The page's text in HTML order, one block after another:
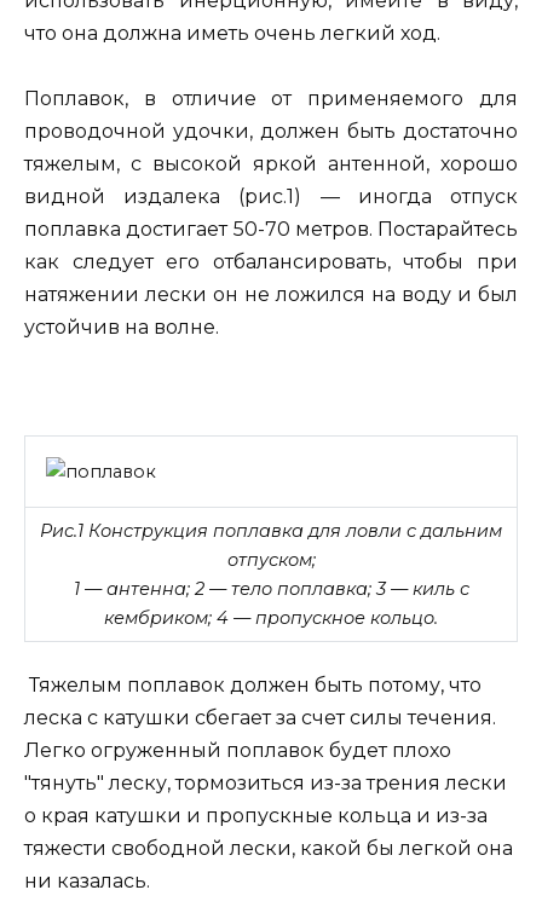
что она должна иметь очень легкий ход.
Поплавок, в отличие от применяемого для
проводочной удочки, должен быть достаточно
тяжелым, с высокой яркой антенной, хорошо
видной издалека (рис.1) — иногда отпуск
поплавка достигает 50-70 метров. Постарайтесь
как следует его отбалансировать, чтобы при
натяжении лески он не ложился на воду и был
устойчив на волне.
Рис.1 Конструкция поплавка для ловли с дальним
отпуском;
1 — антенна; 2 — тело поплавка; 3 — киль с
кембриком; 4 — пропускное кольцо.
Тяжелым поплавок должен быть потому, что
леска с катушки сбегает за счет силы течения.
Легко огруженный поплавок будет плохо
"тянуть" леску, тормозиться из-за трения лески
о края катушки и пропускные кольца и из-за
тяжести свободной лески, какой бы легкой она
ни казалась.